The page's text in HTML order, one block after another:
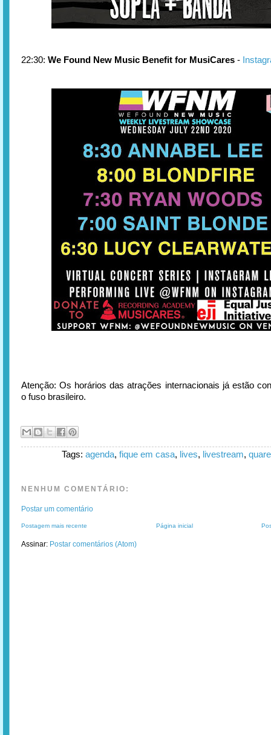
22:30: We Found New Music Benefit for MusiCares -
Atenção: Os horários das atrações internacionais já estão
o fuso brasileiro.
Tags: agenda, fique em casa, lives, livestream,
NENHUM COMENTÁRIO:
Postar um comentário
Postagem mais recente Página inicial
Assinar: Postar comentários (Atom)